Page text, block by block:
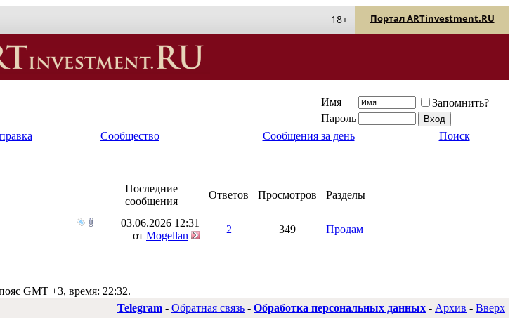
Портал ARTinvestment.RU
18+
Имя
Запомнить?
Пароль
Сообщество Сообщения за день Поиск
Последние
сообщения
Ответов Просмотров Разделы
03.06.2026 12:31
от Mogellan
2 349 Продам
GMT +3, время: 22:32.
Telegram - Обратная связь - Обработка персональных данных - Архив - Вверх